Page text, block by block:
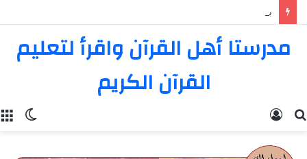
بيان نتائج المسابقة الثامنة عشرة في تفسير القرآن الكريم
مدرستا أهل القرآن واقرأ لتعليم
القرآن الكريم
بحث